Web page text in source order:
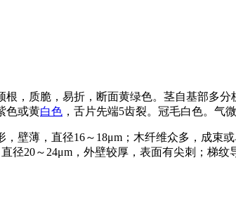
，质脆，易折，断面黄绿色。茎自基部多
色或黄白色 ，舌片先端5齿裂。冠毛白色。气微
，壁薄，直径16～18μm；木纤维众多，成束
径20～24μm，外壁较厚，表面有尖刺；梯纹